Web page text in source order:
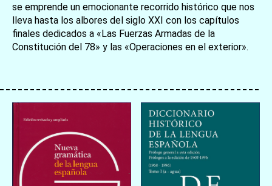
se emprende un emocionante recorrido histórico que nos
lleva hasta los albores del siglo XXI con los capítulos
finales dedicados a «Las Fuerzas Armadas de la
Constitución del 78» y las «Operaciones en el exterior».